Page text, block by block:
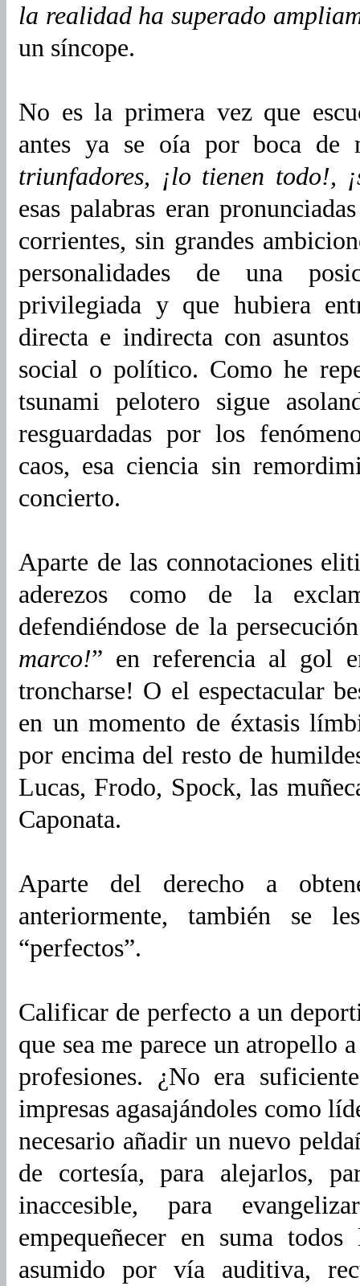
la realidad ha superado
un síncope.
No es la primera vez que
antes ya se oía por boca de
triunfadores, ¡lo tienen todo!,
esas palabras eran
corrientes, sin grandes
personalidades de una
privilegiada y que hubiera
directa e indirecta con
social o político. Como he
tsunami pelotero sigue
resguardadas por los
caos, esa ciencia sin
concierto.
Aparte de las connotaciones
aderezos como de la
defendiéndose de la
marco!” en referencia al gol
troncharse! O el espectacular
en un momento de éxtasis
por encima del resto de
Lucas, Frodo, Spock, las
Caponata.
Aparte del derecho a
anteriormente, también se
“perfectos”.
Calificar de perfecto a un
que sea me parece un atropello
profesiones. ¿No era
impresas agasajándoles como
necesario añadir un nuevo
de cortesía, para alejarlos,
inaccesible, para
empequeñecer en suma
asumido por vía auditiva,